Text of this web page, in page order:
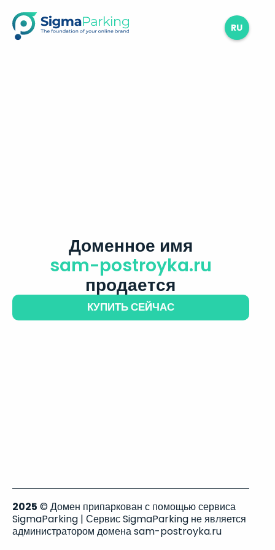
RU
Доменное имя
sam-postroyka.ru
продается
КУПИТЬ СЕЙЧАС
2025 © Домен припаркован с помощью сервиса
SigmaParking | Сервис SigmaParking не является
администратором домена sam-postroyka.ru